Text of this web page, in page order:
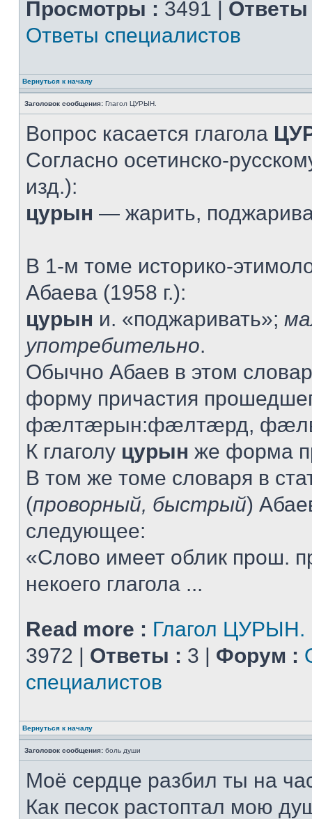
Просмотры : 3491 | Ответы
Ответы специалистов
Вернуться к началу
Заголовок сообщения: Глагол ЦУРЫН.
Вопрос касается глагола
Согласно осетинско-
изд.):
цурын — жарить,
В 1-м томе историко-
Абаева (1958 г.):
цурын и. «поджаривать»;
употребительно.
Обычно Абаев в этом
форму причастия
фæлтæрын:фæлтæрд,
К глаголу цурын же форма
В том же томе словаря в
(проворный, быстрый)
следующее:
«Слово имеет облик прош.
некоего глагола ...
Read more : Глагол ЦУРЫН.
3972 | Ответы : 3 | Форум :
специалистов
Вернуться к началу
Заголовок сообщения: боль души
Моё сердце разбил ты на
Как песок растоптал мою